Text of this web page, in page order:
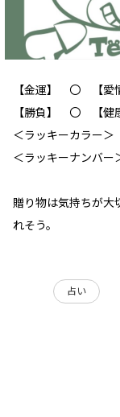
【金運】 〇 【
【勝負】 〇 【
＜ラッキーカラー
＜ラッキーナンバ
贈り物は気持ちが大
れそう。
占い